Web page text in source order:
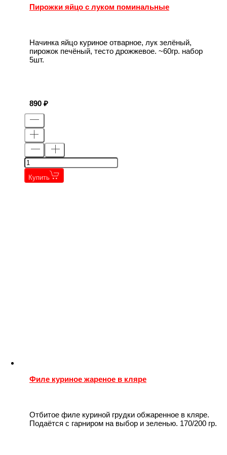
Пирожки яйцо с луком поминальные
Начинка яйцо куриное отварное, лук зелёный,
пирожок печёный, тесто дрожжевое. ~60гр. набор
5шт.
890
Купить
Филе куриное жареное в кляре
Отбитое филе куриной грудки обжаренное в кляре.
Подаётся с гарниром на выбор и зеленью. 170/200 гр.